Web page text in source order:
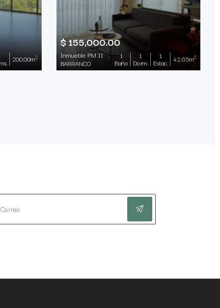
200.00m2
$ 155,000.00
Inmueble PM 11
BARRANCO
1
Baño
1
Dorm.
1
Estac. 42.65m2